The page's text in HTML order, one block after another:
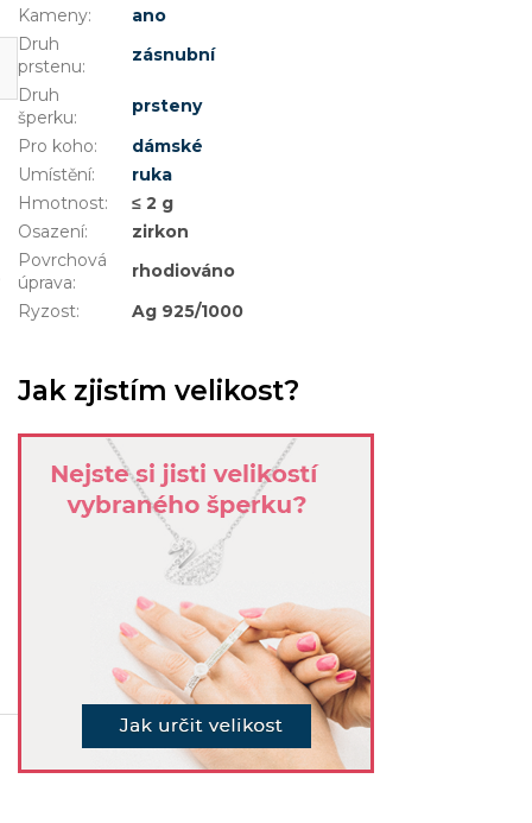
Kameny:
ano
Druh
prstenu:
zásnubní
Druh
šperku:
prsteny
Pro koho:
dámské
Umístění:
ruka
Hmotnost:
≤ 2 g
Osazení:
zirkon
Povrchová
úprava:
rhodiováno
Ryzost: Ag 925/1000
Jak zjistím velikost?